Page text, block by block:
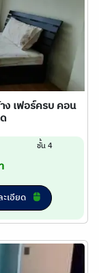
ง เฟอร์ครบ คอน
ชั้น 4
เอียด